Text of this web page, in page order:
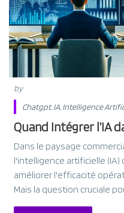
by
Chatgpt,IA,Intelligence
Quand Intégrer l’IA
Dans le paysage
l'intelligence artificielle
améliorer l'efficacité
Mais la question cruciale